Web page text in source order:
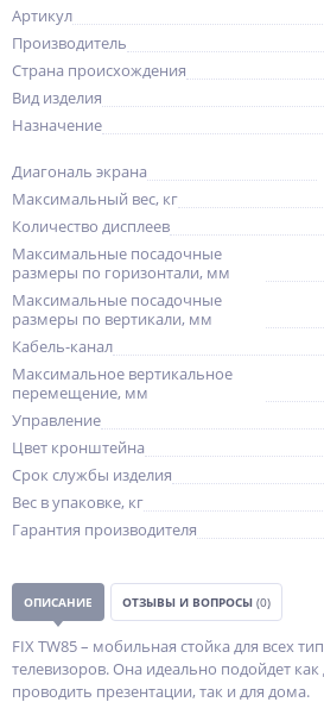
Артикул
Производитель
Страна происхождения
Вид изделия
Назначение
Диагональ экрана
Максимальный вес, кг
Количество дисплеев
Максимальные посадочные
размеры по горизонтали, мм
Максимальные посадочные
размеры по вертикали, мм
Кабель-канал
Максимальное вертикальное
перемещение, мм
Управление
Цвет кронштейна
Срок службы изделия
Вес в упаковке, кг
Гарантия производителя
ОПИСАНИЕ ОТЗЫВЫ И ВОПРОСЫ (0)
FIX TW85 – мобильная стойка для всех
телевизоров. Она идеально подойдет
проводить презентации, так и для дома.